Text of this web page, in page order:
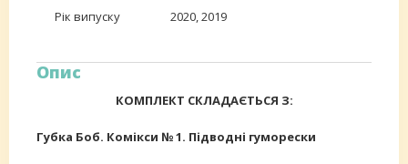
Рік випуску 2020, 2019
Опис
КОМПЛЕКТ СКЛАДАЄТЬСЯ З:
Губка Боб. Комікси № 1. Підводні гуморески